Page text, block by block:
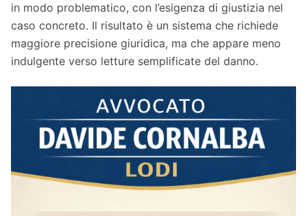
in modo problematico, con l’esigenza di giustizia nel
caso concreto. Il risultato è un sistema che richiede
maggiore precisione giuridica, ma che appare meno
indulgente verso letture semplificate del danno.